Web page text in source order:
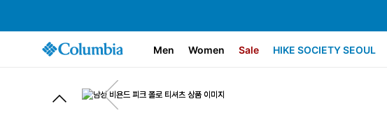
Men Women Sale HIKE SOCIETY SEOUL